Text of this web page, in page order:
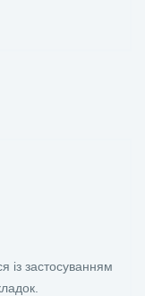
із застосуванням